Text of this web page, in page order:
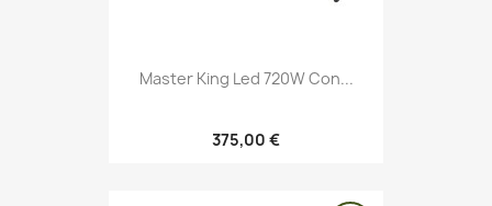
Master King Led 720W Con...
375,00 €